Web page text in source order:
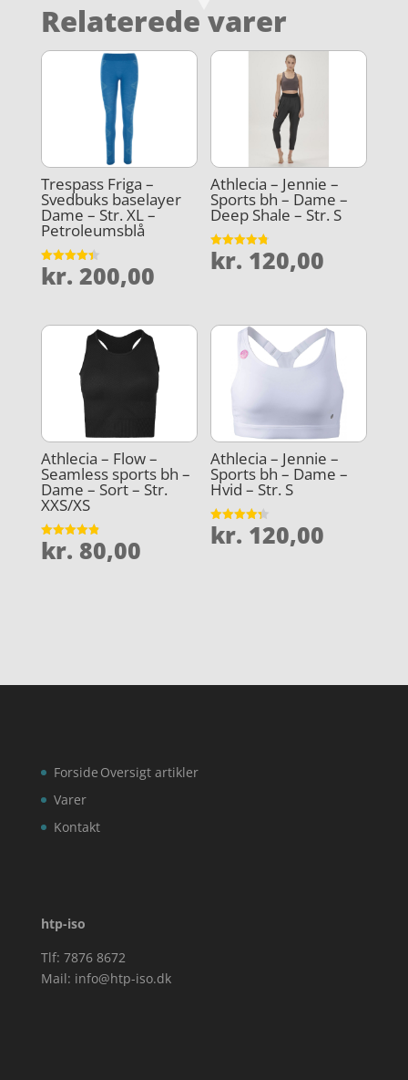
Relaterede varer
Trespass Friga –
Svedbuks baselayer
Dame – Str. XL –
Petroleumsblå
Vurderet
4.4
kr. 200,00
Athlecia – Jennie –
Sports bh – Dame –
Deep Shale – Str. S
Vurderet
4.8
kr. 120,00
Athlecia – Flow –
Seamless sports bh –
Dame – Sort – Str.
XXS/XS
Vurderet
4.9
kr. 80,00
Athlecia – Jennie –
Sports bh – Dame –
Hvid – Str. S
Vurderet
4.3
kr. 120,00
Forside
Varer
Kontakt
Oversigt artikler
htp-iso
Tlf: 7876 8672
Mail: info@htp-iso.dk